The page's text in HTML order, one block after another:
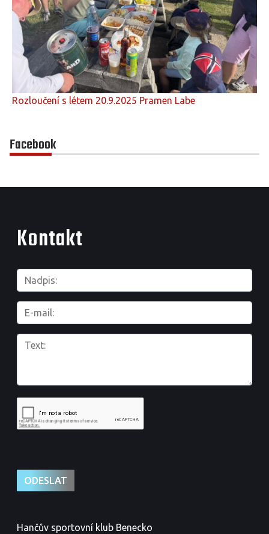
Rozloučení s létem 20.9.2025 Pramen Labe
Facebook
Kontakt
Hančův sportovní klub Benecko